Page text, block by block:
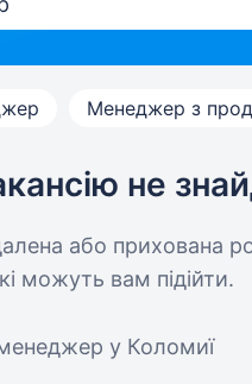
Менеджер з
не
або прихована
можуть вам підійти.
у Коломиї